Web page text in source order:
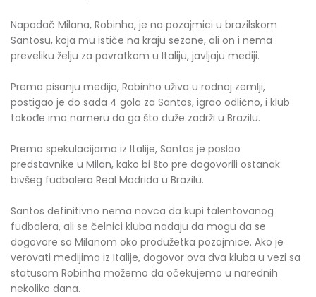
Napadač Milana, Robinho, je na pozajmici u brazilskom
Santosu, koja mu ističe na kraju sezone, ali on i nema
preveliku želju za povratkom u Italiju, javljaju mediji.
Prema pisanju medija, Robinho uživa u rodnoj zemlji,
postigao je do sada 4 gola za Santos, igrao odlično, i klub
takođe ima nameru da ga što duže zadrži u Brazilu.
Prema spekulacijama iz Italije, Santos je poslao
predstavnike u Milan, kako bi što pre dogovorili ostanak
bivšeg fudbalera Real Madrida u Brazilu.
Santos definitivno nema novca da kupi talentovanog
fudbalera, ali se čelnici kluba nadaju da mogu da se
dogovore sa Milanom oko produžetka pozajmice. Ako je
verovati medijima iz Italije, dogovor ova dva kluba u vezi sa
statusom Robinha možemo da očekujemo u narednih
nekoliko dana.